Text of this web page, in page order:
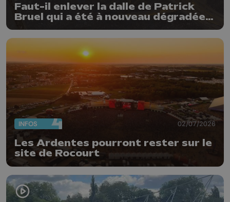
Faut-il enlever la dalle de Patrick
Bruel qui a été à nouveau dégradée ?
"Nos ouvriers sont en vacances"
INFOS 02/07/2026
Les Ardentes pourront rester sur le
site de Rocourt